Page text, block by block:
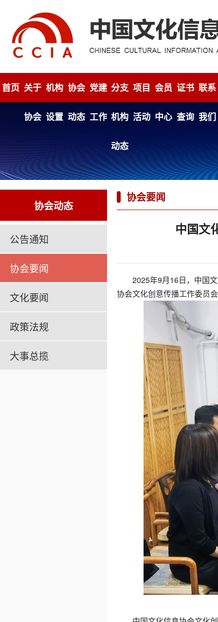
首页 关于
协会
机构
设置
协会
动态
党建
工作
分支
机构
动态
项目
活动
会员
中心
证书
查询
联系
我们
协会动态
公告通知
协会要闻
文化要闻
政策法规
大事总揽
协会要闻
中国文
2025年9月16日，中国文
协会文化创意传播工作委员